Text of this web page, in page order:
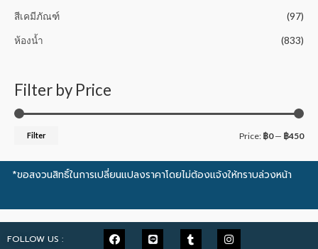
สีเคมีภัณฑ์ (97)
ห้องน้ำ (833)
Filter by Price
Filter Price: ฿0— ฿450
*ขอสงวนสิทธิ์ในการเปลี่ยนแปลงราคาโดยไม่ต้องแจ้งให้ทราบล่วงหน้า
FOLLOW US :